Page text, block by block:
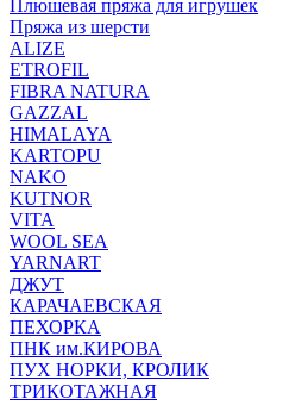
Плюшевая пряжа для игрушек
Пряжа из шерсти
ALIZE
ETROFIL
FIBRA NATURA
GAZZAL
HIMALAYA
KARTOPU
NAKO
KUTNOR
VITA
WOOL SEA
YARNART
ДЖУТ
КАРАЧАЕВСКАЯ
ПЕХОРКА
ПНК им.КИРОВА
ПУХ НОРКИ, КРОЛИК
ТРИКОТАЖНАЯ